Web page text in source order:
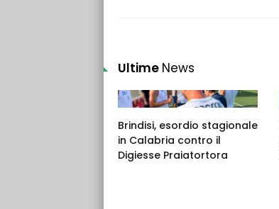
Ultime News
Brindisi, esordio stagionale
in Calabria contro il
Digiesse Praiatortora